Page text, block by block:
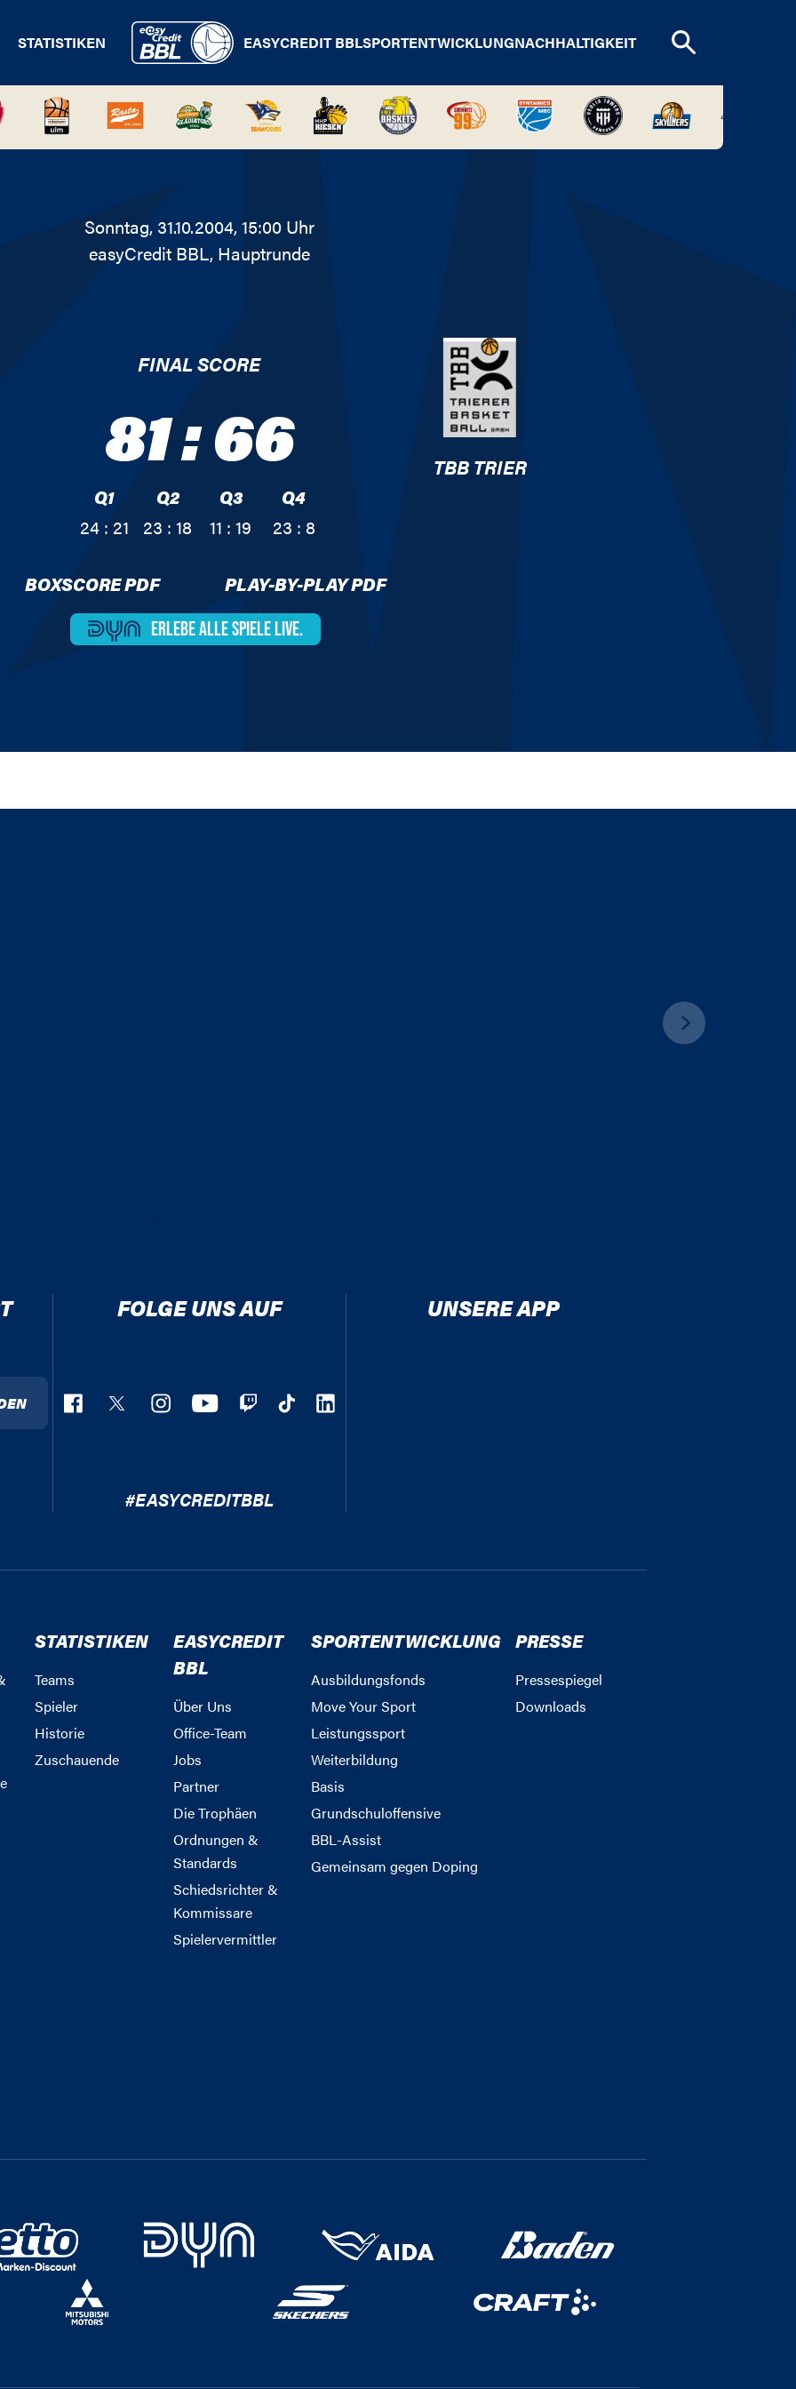
STATISTIKEN EASYCREDIT BBLSPORTENTWICKLUNGNACHHALTIGKEIT
Sonntag, 31.10.2004, 15:00 Uhr
easyCredit BBL, Hauptrunde
FINAL SCORE
81:66
Q1
24 : 21
Q2
23 : 18
Q3
11 : 19
Q4
23 : 8
TBB TRIER
BOXSCORE PDF PLAY-BY-PLAY PDF
ERLEBE ALLESPIELE LIVE.
FOLGE UNS AUF
#EASYCREDITBBL
UNSERE APP
STATISTIKEN
Teams
Spieler
Historie
Zuschauende
EASYCREDIT
BBL
Über Uns
Office-Team
Jobs
Partner
Die Trophäen
Ordnungen &
Standards
Schiedsrichter &
Kommissare
Spielervermittler
SPORTENTWICKLUNG
Ausbildungsfonds
Move Your Sport
Leistungssport
Weiterbildung
Basis
Grundschuloffensive
BBL-Assist
Gemeinsam gegen Doping
PRESSE
Pressespiegel
Downloads